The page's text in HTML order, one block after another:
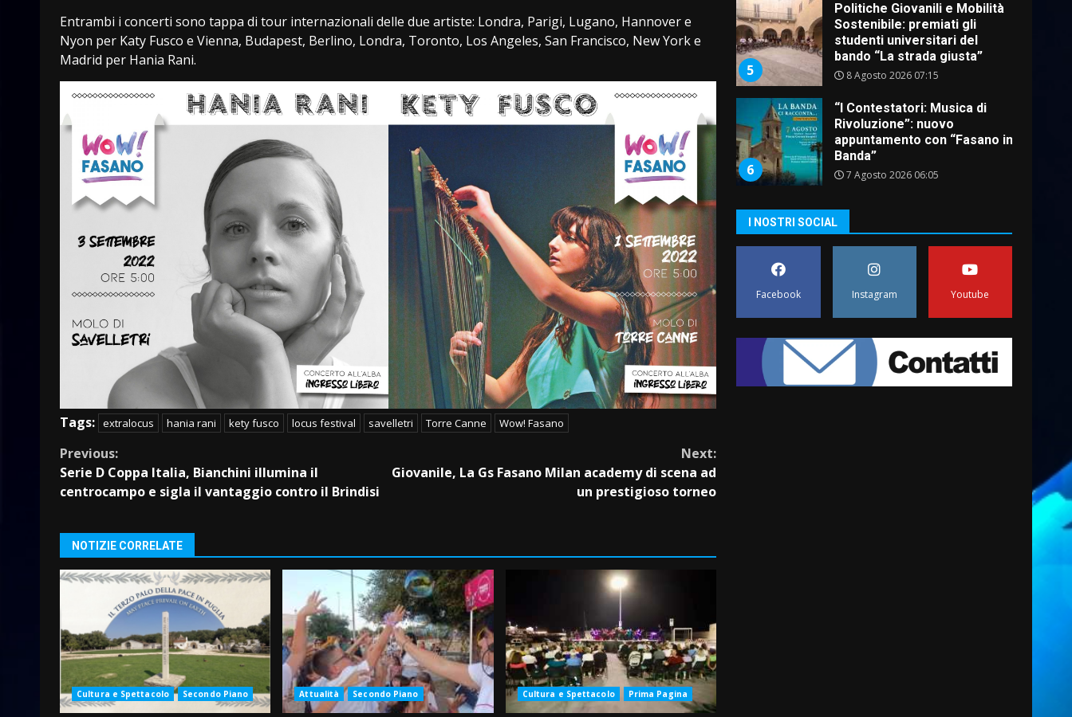
Entrambi i concerti sono tappa di tour internazionali delle due artiste: Londra, Parigi, Lugano, Hannover e
Nyon per Katy Fusco e Vienna, Budapest, Berlino, Londra, Toronto, Los Angeles, San Francisco, New York e
Madrid per Hania Rani.
Tags: extralocus hania rani kety fusco locus festival savelletri Torre Canne Wow! Fasano
Continue
Reading
Previous:
Serie D Coppa Italia, Bianchini illumina il
centrocampo e sigla il vantaggio contro il Brindisi
Next:
Giovanile, La Gs Fasano Milan academy di scena ad
un prestigioso torneo
NOTIZIE CORRELATE
Cultura e Spettacolo Secondo Piano Attualità Secondo Piano Cultura e Spettacolo Prima Pagina
5
Politiche Giovanili e Mobilità
Sostenibile: premiati gli
studenti universitari del
bando “La strada giusta”
8 Agosto 2026 07:15
6
“I Contestatori: Musica di
Rivoluzione”: nuovo
appuntamento con “Fasano in
Banda”
7 Agosto 2026 06:05
US Fasano, Scianaro:
“Profonda amarezza per
7 Agosto 2026 06:00
Grande successo per la
Savelletri
9 Agosto 2026 07:32
I NOSTRI SOCIAL
Facebook Instagram Youtube